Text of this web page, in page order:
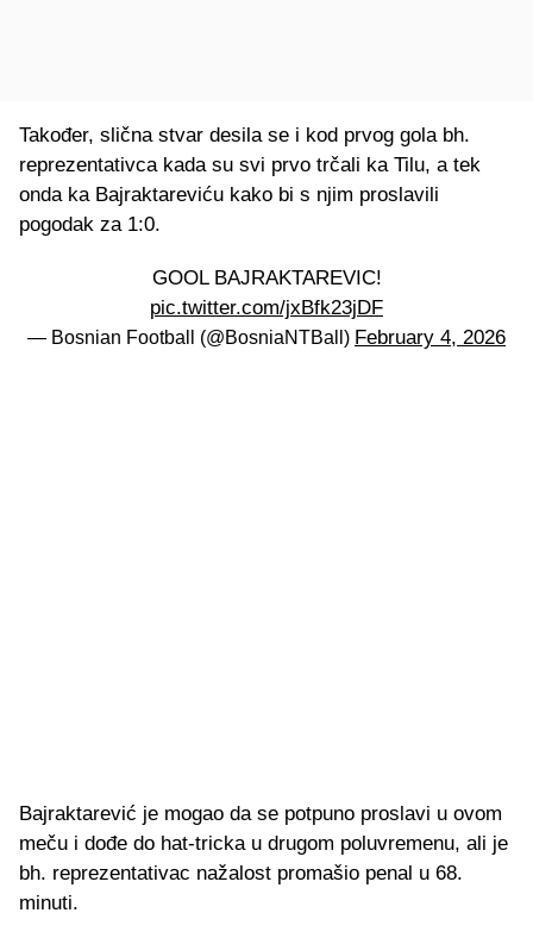
Također, slična stvar desila se i kod prvog gola bh.
reprezentativca kada su svi prvo trčali ka Tilu, a tek
onda ka Bajraktareviću kako bi s njim proslavili
pogodak za 1:0.
GOOL BAJRAKTAREVIC!
pic.twitter.com/jxBfk23jDF
— Bosnian Football (@BosniaNTBall) February 4, 2026
Bajraktarević je mogao da se potpuno proslavi u ovom
meču i dođe do hat-tricka u drugom poluvremenu, ali je
bh. reprezentativac nažalost promašio penal u 68.
minuti.